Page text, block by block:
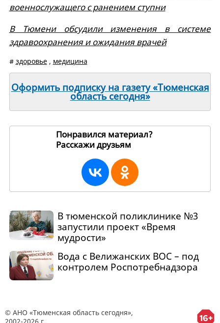
военнослужащего с ранением ступни
В Тюмени обсудили изменения в системе
здравоохранения и ожидания врачей
# здоровье, медицина
Оформить подписку на газету «Тюменская
область сегодня»
Понравился материал?
Расскажи друзьям
В тюменской поликлинике №3
запустили проект «Время
мудрости»
Вода с Велижанских ВОС – под
контролем Роспотребнадзора
© АНО «Тюменская область сегодня»,